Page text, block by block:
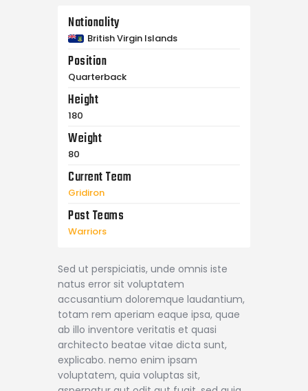
Nationality
British Virgin Islands
Position
Quarterback
Height
180
Weight
80
Current Team
Gridiron
Past Teams
Warriors
Sed ut perspiciatis, unde omnis iste
natus error sit voluptatem
accusantium doloremque laudantium,
totam rem aperiam eaque ipsa, quae
ab illo inventore veritatis et quasi
architecto beatae vitae dicta sunt,
explicabo. nemo enim ipsam
voluptatem, quia voluptas sit,